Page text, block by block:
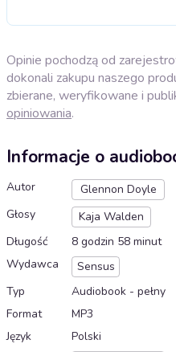
Opinie pochodzą od
dokonali zakupu naszego
zbierane, weryfikowane i
opiniowania.
Informacje o
Autor
Glennon Doyle
Głosy
Kaja Walden
Długość
8 godzin 58 minut
Wydawca
Sensus
Typ
Audiobook - pełny
Format
MP3
Język
Polski